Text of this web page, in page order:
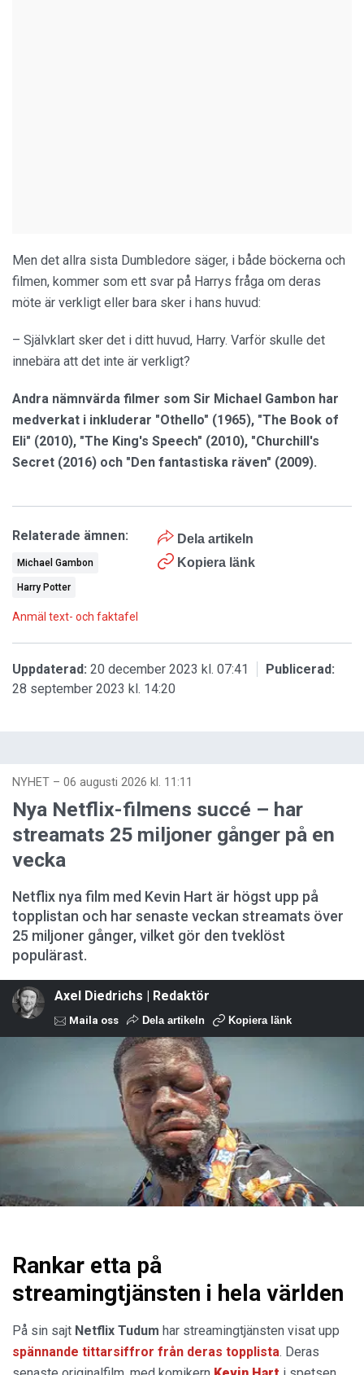
Men det allra sista Dumbledore säger, i både böckerna och
filmen, kommer som ett svar på Harrys fråga om deras
möte är verkligt eller bara sker i hans huvud:
– Självklart sker det i ditt huvud, Harry. Varför skulle det
innebära att det inte är verkligt?
Andra nämnvärda filmer som Sir Michael Gambon har
medverkat i inkluderar "Othello" (1965), "The Book of
Eli" (2010), "The King's Speech" (2010), "Churchill's
Secret (2016) och "Den fantastiska räven" (2009).
Dela artikeln
Kopiera länk
Relaterade ämnen:
Michael Gambon
Harry Potter
Anmäl text- och faktafel
Uppdaterad: 20 december 2023 kl. 07:41
Publicerad:
28 september 2023 kl. 14:20
NYHET – 06 augusti 2026 kl. 11:11
Nya Netflix-filmens succé – har
streamats 25 miljoner gånger på en
vecka
Netflix nya film med Kevin Hart är högst upp på
topplistan och har senaste veckan streamats över
25 miljoner gånger, vilket gör den tveklöst
populärast.
Axel Diedrichs | Redaktör
Maila oss Dela artikeln Kopiera länk
Rankar etta på
streamingtjänsten i hela världen
På sin sajt Netflix Tudum har streamingtjänsten visat upp
spännande tittarsiffror från deras topplista. Deras